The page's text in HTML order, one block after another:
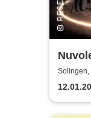
from
Solingen,